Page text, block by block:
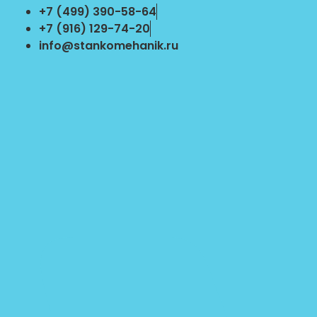
Перейти
содержимому
+7 (499) 390-58-64
+7 (916) 129-74-20
info@stankomehanik.ru